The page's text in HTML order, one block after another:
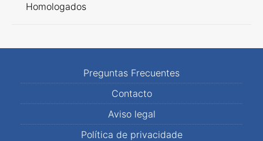
Homologados
Preguntas Frecuentes
Contacto
Aviso legal
Política de privacidade